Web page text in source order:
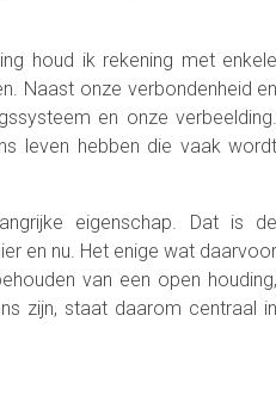
houd ik rekening met enkele
Naast onze verbondenheid en
en onze verbeelding.
leven hebben die vaak wordt
eigenschap. Dat is de
en nu. Het enige wat daarvoor
van een open houding,
zijn, staat daarom centraal in